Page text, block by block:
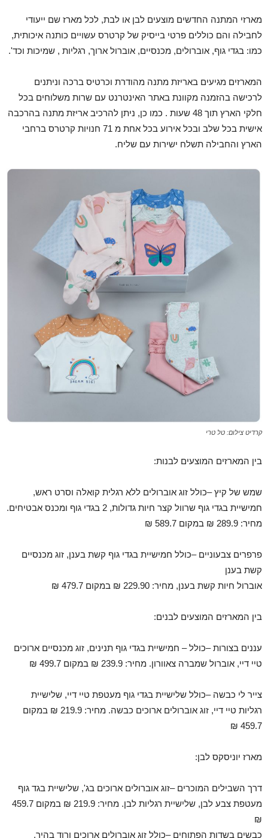
מארזי המתנה החדשים מוצעים לבן או לבת, לכל מארז שם ייעודי
לחבילה והם כוללים פרטי בייסיק של קרטרס עשויים כותנה איכותית,
כמו: בגדי גוף, אוברולים, מכנסיים, אוברול ארוך, רגליות , שמיכות וכד'.
המארזים מגיעים באריזת מתנה מהודרת וכרטיס ברכה וניתנים
לרכישה בהזמנה מקוונת באתר האינטרנט עם שרות משלוחים בכל
חלקי הארץ תוך 48 שעות . כמו כן, ניתן להרכיב אריזת מתנה בהרכבה
אישית בכל שלב ובכל אירוע בכל אחת מ 71 חנויות קרטרס ברחבי
הארץ והחבילה תשלח ישירות עם שליח.
קרדיט צילום: טל טרי
בין המארזים המוצעים לבנות:
שמש של קיץ –כולל זוג אוברולים ללא רגלית קואלה וסרט ראש,
חמישיית בגדי גוף שרוול קצר חיות גדולות, 2 בגדי גוף ומכנס אבטיחים.
מחיר: 289.9 ₪ במקום 589.7 ₪
פרפרים צבעוניים –כולל חמישיית בגדי גוף קשת בענן, זוג מכנסיים
קשת בענן
אוברול חיות קשת בענן, מחיר: 229.90 ₪ במקום 479.7 ₪
בין המארזים המוצעים לבנים:
עננים בצורות –כולל – חמישיית בגדי גוף תנינים, זוג מכנסיים ארוכים
טיי דיי, אוברול שמברה צאוורון. מחיר: 239.9 ₪ במקום 499.7 ₪
צייר לי כבשה –כולל שלישיית בגדי גוף מעטפת טיי דיי, שלישיית
רגליות טיי דיי, זוג אוברולים ארוכים כבשה. מחיר: 219.9 ₪ במקום
459.7 ₪
מארז יוניסקס לבן:
דרך השבילים המוכרים –זוג אוברולים ארוכים בג', שלישיית בגד גוף
מעטפת צבע לבן, שלישיית רגליות לבן. מחיר: 219.9 ₪ במקום 459.7
₪
כבשים בשדות הפתוחים –כולל זוג אוברולים ארוכים ורוד בהיר,